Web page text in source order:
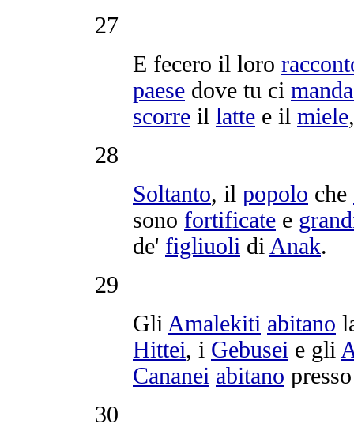
27
E fecero il loro
paese dove tu ci
scorre il latte e il miele
28
Soltanto, il popolo che
sono fortificate e
de' figliuoli di Anak.
29
Gli Amalekiti abitano
Hittei, i Gebusei e gli
Cananei abitano
30